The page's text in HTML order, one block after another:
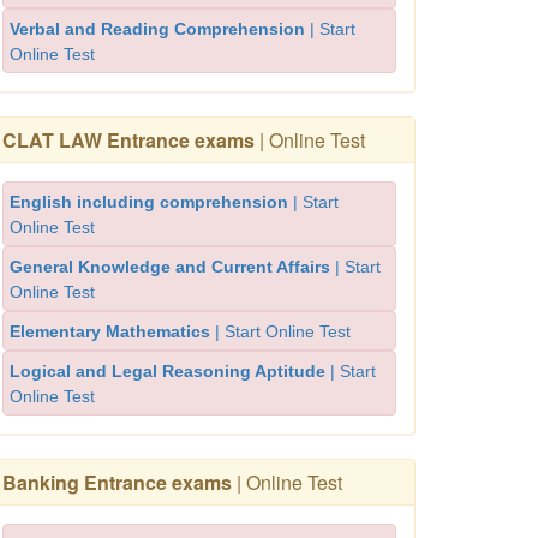
Verbal and Reading Comprehension | Start
Online Test
CLAT LAW Entrance exams | Online Test
English including comprehension | Start
Online Test
General Knowledge and Current Affairs | Start
Online Test
Elementary Mathematics | Start Online Test
Logical and Legal Reasoning Aptitude | Start
Online Test
Banking Entrance exams | Online Test